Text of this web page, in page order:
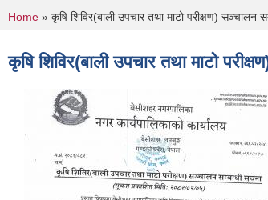
You are here
Home » कृषि शिविर(बाली उपचार तथा माटो परीक्षण) सञ्चालन
कृषि शिविर(बाली उपचार तथा माटो